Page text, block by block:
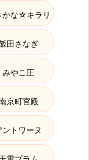
かな☆キラリ
田さなぎ
みやこ圧
京町宮殿
ントワーヌ